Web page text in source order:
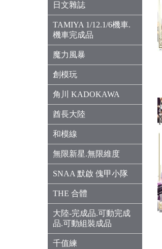
日文雜誌
TAMIYA 1/12.1/6機車.
機車完成品
魔力風暴
創模玩
角川 KADOKAWA
酋長大陸
和模線
無限新星.無限維度
SNAA 默啟 傀甲小隊
THE 合體
大陸-完成品.可動完成
品.可動組裝成品
千值練